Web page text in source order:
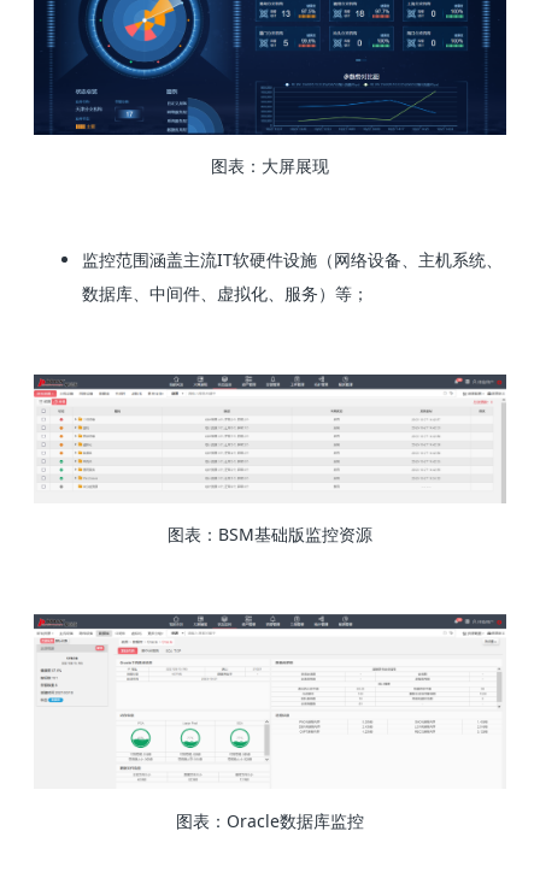
图表：大屏展现
监控范围涵盖主流IT软硬件设施（网络设备、主机系统、
数据库、中间件、虚拟化、服务）等；
图表：BSM基础版监控资源
图表：Oracle数据库监控